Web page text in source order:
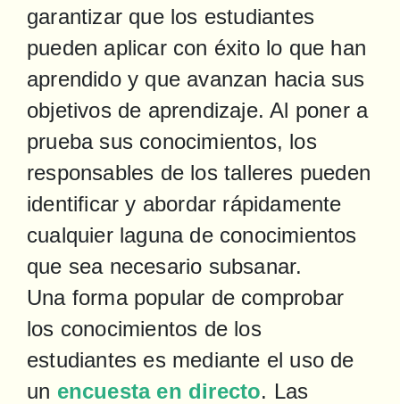
garantizar que los estudiantes
pueden aplicar con éxito lo que han
aprendido y que avanzan hacia sus
objetivos de aprendizaje. Al poner a
prueba sus conocimientos, los
responsables de los talleres pueden
identificar y abordar rápidamente
cualquier laguna de conocimientos
que sea necesario subsanar.
Una forma popular de comprobar
los conocimientos de los
estudiantes es mediante el uso de
un encuesta en directo. Las